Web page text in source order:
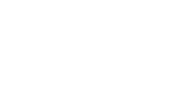
年1月12日よ